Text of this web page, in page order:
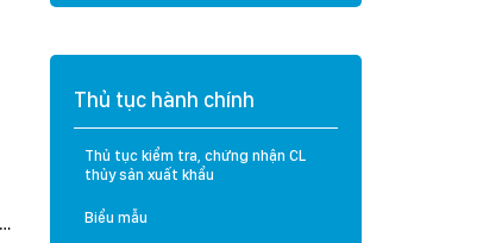
Thủ tục hành chính
Thủ tục kiểm tra, chứng nhận CL
thủy sản xuất khẩu
Biểu mẫu